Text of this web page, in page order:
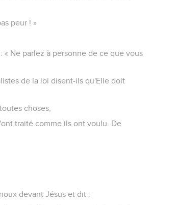
peur ! »
Ne parlez à personne de ce que vous
de la loi disent-ils qu'Elie doit
choses,
traité comme ils ont voulu. De
devant Jésus et dit :